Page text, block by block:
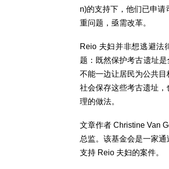
n)的支持下，他们已申
重问题，亟需改革。
Reio 夫妇并非想逃避法
题：既然保护考古遗址
不能一边让居民为公共
社会保存这些考古遗址
理的做法。
文章作者 Christine Van
总监。该基金会是一家
支持 Reio 夫妇的案件。